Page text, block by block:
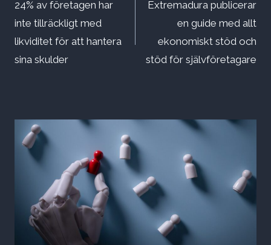
24% av företagen har
inte tillräckligt med
likviditet för att hantera
sina skulder
Extremadura publicerar
en guide med allt
ekonomiskt stöd och
stöd för självföretagare